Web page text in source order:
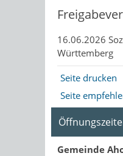
16.06.2026
Württemberg
Seite drucken
Seite
Gemeinde